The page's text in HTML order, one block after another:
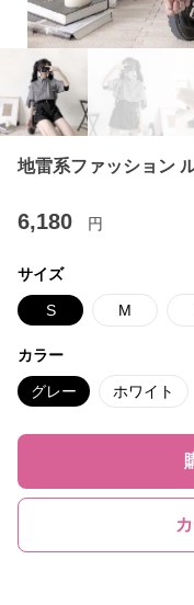
地雷系ファッション
6,180 円
サイズ
S M
カラー
グレー ホワイト